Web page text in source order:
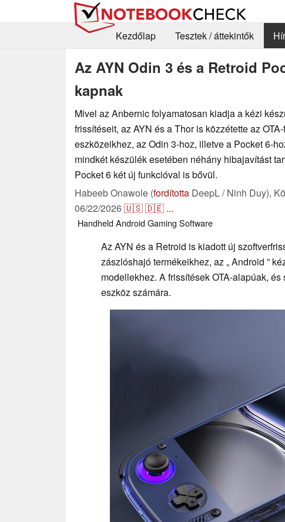
Kezdőlap
Tesztek / áttekintők
Az AYN Odin 3 és a Retroid
kapnak
Mivel az Anbernic folyamatosan kiadja a kézi
frissítéseit, az AYN és a Thor is közzétette az
eszközeikhez, az Odin 3-hoz, illetve a Pocket 6-
mindkét készülék esetében néhány hibajavítást
Pocket 6 két új funkcióval is bővül.
Habeeb Onawole (fordította DeepL / Ninh Duy),
06/22/2026🇺🇸🇩🇪 ...
HandheldAndroidGaming Software
Az AYN és a Retroid is kiadott új
zászlóshajó termékeikhez, az „ Android ”
modellekhez. A frissítések OTA-alapúak,
eszköz számára.